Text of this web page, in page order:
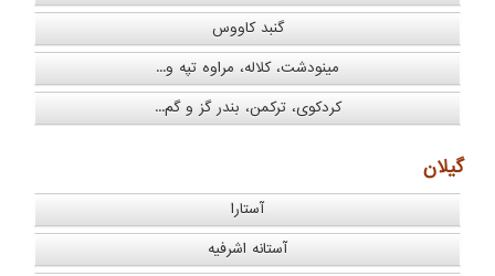
گنبد کاووس
مینودشت، کلاله، مراوه تپه و...
کردکوی، ترکمن، بندر گز و گم...
گیلان
آستارا
آستانه اشرفیه